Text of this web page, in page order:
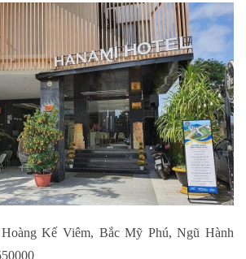
Kế Viêm, Bắc Mỹ Phú, Ngũ Hành